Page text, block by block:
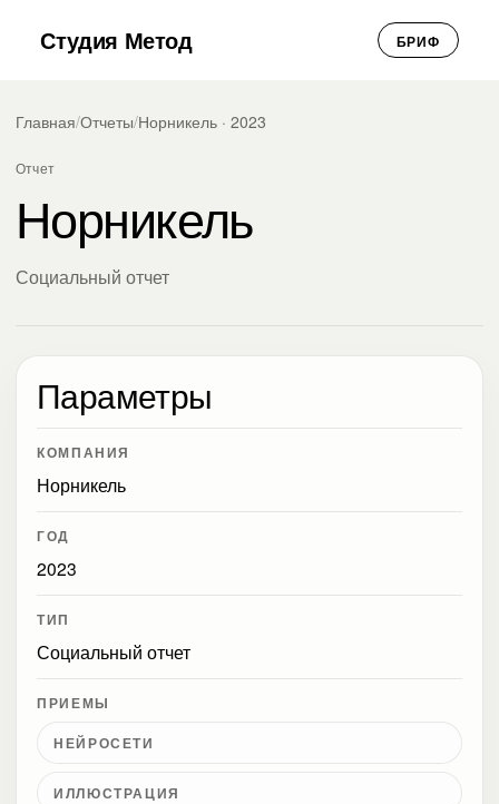
Студия Метод БРИФ
Главная/Отчеты/Норникель · 2023
Отчет
Норникель
Социальный отчет
Параметры
КОМПАНИЯ
Норникель
ГОД
2023
ТИП
Социальный отчет
ПРИЕМЫ
НЕЙРОСЕТИ
ИЛЛЮСТРАЦИЯ